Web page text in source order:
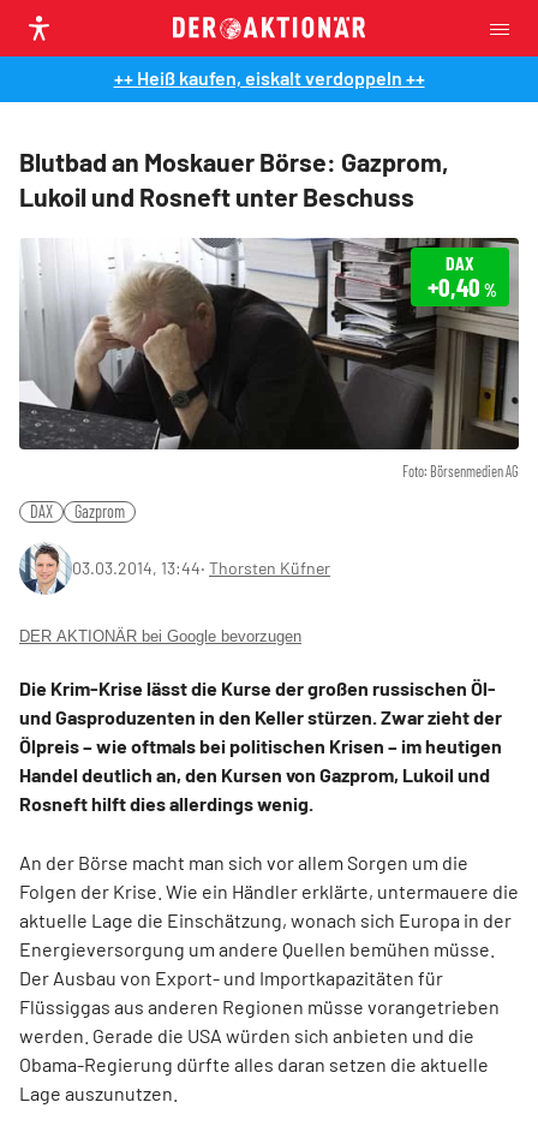
++ Heiß kaufen, eiskalt verdoppeln ++
Blutbad an Moskauer Börse: Gazprom,
Lukoil und Rosneft unter Beschuss
Foto: Börsenmedien AG
DAX
+0,40 %
DAX Gazprom
03.03.2014, 13:44‧ Thorsten Küfner
DER AKTIONÄR bei Google bevorzugen
Die Krim-Krise lässt die Kurse der großen russischen Öl-
und Gasproduzenten in den Keller stürzen. Zwar zieht der
Ölpreis – wie oftmals bei politischen Krisen – im heutigen
Handel deutlich an, den Kursen von Gazprom, Lukoil und
Rosneft hilft dies allerdings wenig.
An der Börse macht man sich vor allem Sorgen um die
Folgen der Krise. Wie ein Händler erklärte, untermauere die
aktuelle Lage die Einschätzung, wonach sich Europa in der
Energieversorgung um andere Quellen bemühen müsse.
Der Ausbau von Export- und Importkapazitäten für
Flüssiggas aus anderen Regionen müsse vorangetrieben
werden. Gerade die USA würden sich anbieten und die
Obama-Regierung dürfte alles daran setzen die aktuelle
Lage auszunutzen.